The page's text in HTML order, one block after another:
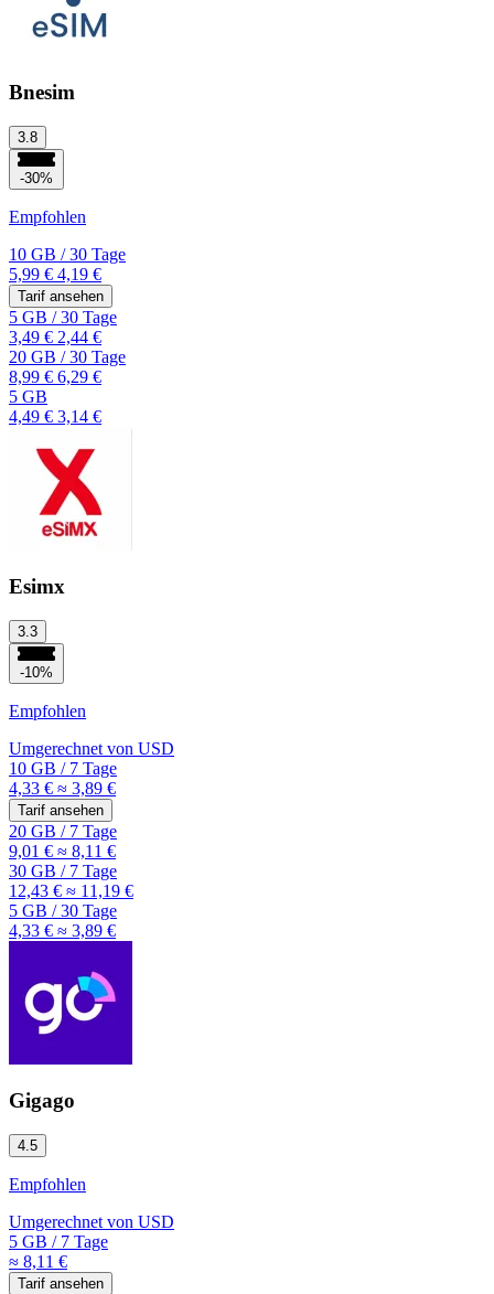
Bnesim
3.8
-30%
Empfohlen
10 GB /30 Tage
5,99 € 4,19 €
Tarif ansehen
5 GB /30 Tage
3,49 € 2,44 €
20 GB /30 Tage
8,99 € 6,29 €
5 GB
4,49 € 3,14 €
Esimx
3.3
-10%
Empfohlen
Umgerechnet von USD
10 GB /7 Tage
4,33 € ≈ 3,89 €
Tarif ansehen
20 GB /7 Tage
9,01 € ≈ 8,11 €
30 GB /7 Tage
12,43 € ≈ 11,19 €
5 GB /30 Tage
4,33 € ≈ 3,89 €
Gigago
4.5
Empfohlen
Umgerechnet von USD
5 GB /7 Tage
≈ 8,11 €
Tarif ansehen